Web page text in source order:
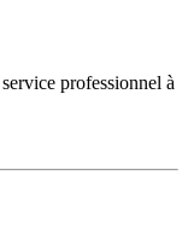
professionnel à